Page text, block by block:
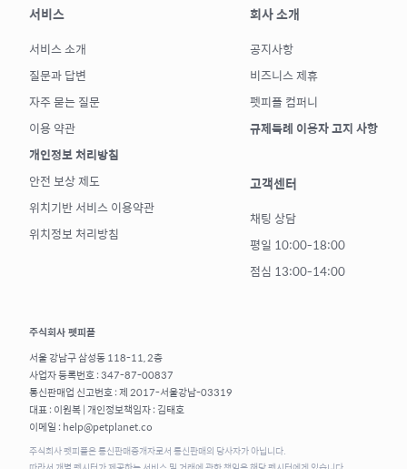
서비스
서비스 소개
질문과 답변
자주 묻는 질문
이용 약관
개인정보 처리방침
안전 보상 제도
위치기반 서비스 이용약관
위치정보 처리방침
회사 소개
공지사항
비즈니스 제휴
펫피플 컴퍼니
규제특례 이용자 고지 사항
고객센터
채팅 상담
평일 10:00-18:00
점심 13:00-14:00
주식회사 펫피플
서울 강남구 삼성동 118-11, 2층
사업자 등록번호 : 347-87-00837
통신판매업 신고번호 : 제 2017-서울강남-03319
대표 : 이원복 | 개인정보책임자 : 김태호
이메일 : help@petplanet.co
주식회사 펫피플은 통신판매중개자로서 통신판매의 당사자가 아닙니다.